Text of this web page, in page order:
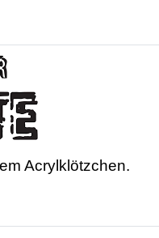
Acrylklötzchen.